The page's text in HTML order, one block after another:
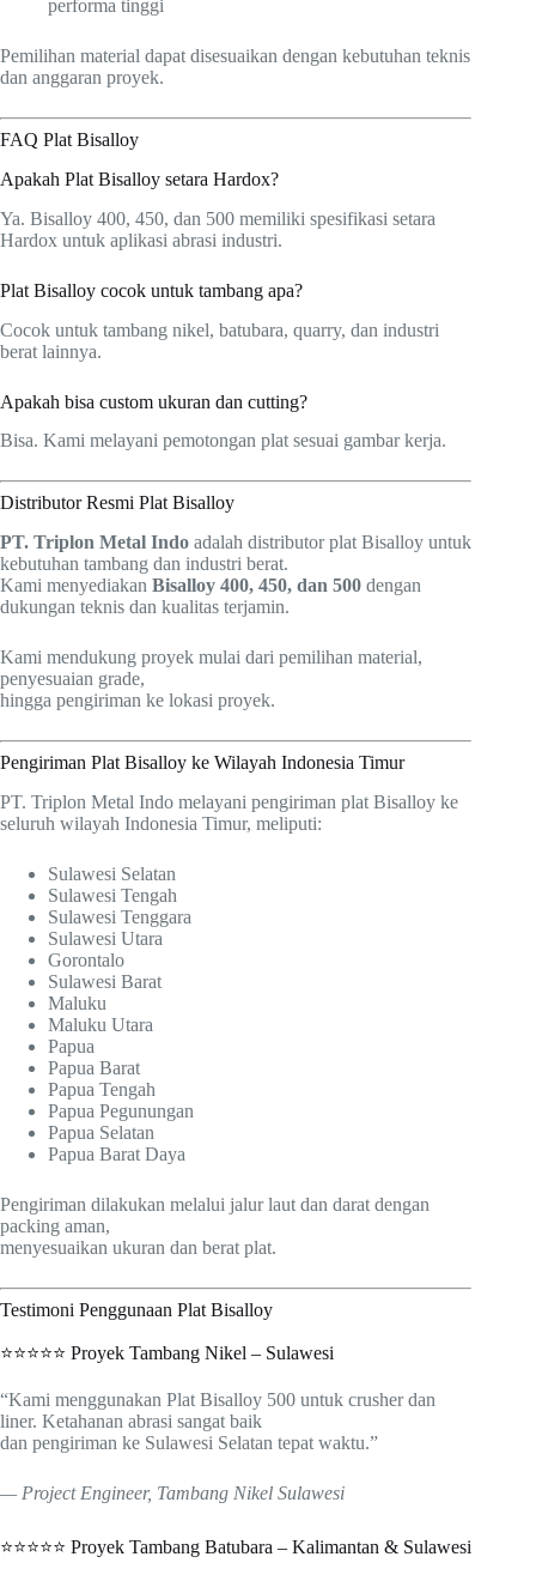
performa tinggi
Pemilihan material dapat disesuaikan dengan kebutuhan teknis
dan anggaran proyek.
FAQ Plat Bisalloy
Apakah Plat Bisalloy setara Hardox?
Ya. Bisalloy 400, 450, dan 500 memiliki spesifikasi setara
Hardox untuk aplikasi abrasi industri.
Plat Bisalloy cocok untuk tambang apa?
Cocok untuk tambang nikel, batubara, quarry, dan industri
berat lainnya.
Apakah bisa custom ukuran dan cutting?
Bisa. Kami melayani pemotongan plat sesuai gambar kerja.
Distributor Resmi Plat Bisalloy
PT. Triplon Metal Indo adalah distributor plat Bisalloy untuk
kebutuhan tambang dan industri berat.
Kami menyediakan Bisalloy 400, 450, dan 500 dengan
dukungan teknis dan kualitas terjamin.
Kami mendukung proyek mulai dari pemilihan material,
penyesuaian grade,
hingga pengiriman ke lokasi proyek.
Pengiriman Plat Bisalloy ke Wilayah Indonesia Timur
PT. Triplon Metal Indo melayani pengiriman plat Bisalloy ke
seluruh wilayah Indonesia Timur, meliputi:
Sulawesi Selatan
Sulawesi Tengah
Sulawesi Tenggara
Sulawesi Utara
Gorontalo
Sulawesi Barat
Maluku
Maluku Utara
Papua
Papua Barat
Papua Tengah
Papua Pegunungan
Papua Selatan
Papua Barat Daya
Pengiriman dilakukan melalui jalur laut dan darat dengan
packing aman,
menyesuaikan ukuran dan berat plat.
Testimoni Penggunaan Plat Bisalloy
⭐⭐⭐⭐⭐ Proyek Tambang Nikel – Sulawesi
“Kami menggunakan Plat Bisalloy 500 untuk crusher dan
liner. Ketahanan abrasi sangat baik
dan pengiriman ke Sulawesi Selatan tepat waktu.”
— Project Engineer, Tambang Nikel Sulawesi
⭐⭐⭐⭐⭐ Proyek Tambang Batubara – Kalimantan & Sulawesi